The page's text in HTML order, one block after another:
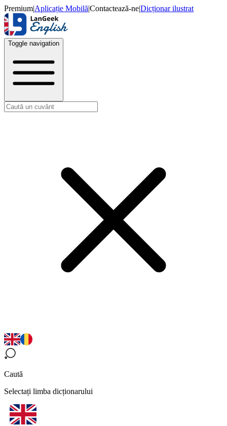
Premium|Aplicație Mobilă|Contactează-ne|Dicționar ilustrat
Toggle navigation
Caută
Selectați limba dicționarului